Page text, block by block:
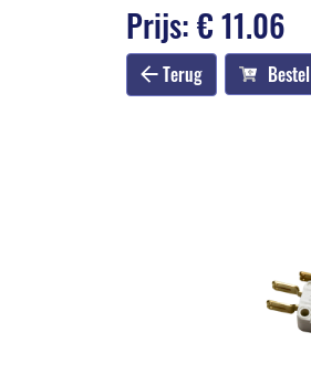
Prijs: € 11.06
Terug Bestel